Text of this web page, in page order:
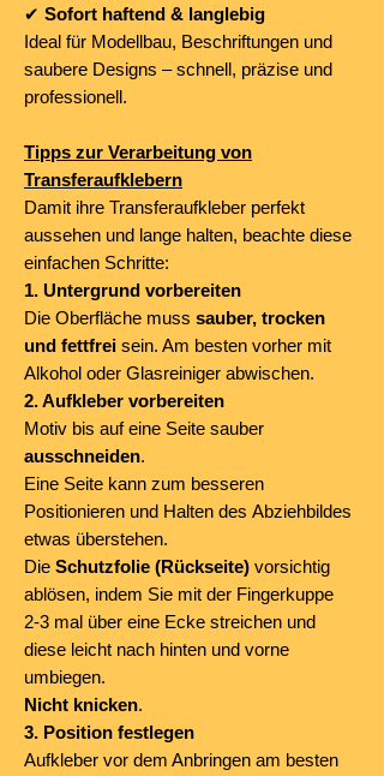
✔ Sofort haftend & langlebig
Ideal für Modellbau, Beschriftungen und
saubere Designs – schnell, präzise und
professionell.
Tipps zur Verarbeitung von
Transferaufklebern
Damit ihre Transferaufkleber perfekt
aussehen und lange halten, beachte diese
einfachen Schritte:
1. Untergrund vorbereiten
Die Oberfläche muss sauber, trocken
und fettfrei sein. Am besten vorher mit
Alkohol oder Glasreiniger abwischen.
2. Aufkleber vorbereiten
Motiv bis auf eine Seite sauber
ausschneiden.
Eine Seite kann zum besseren
Positionieren und Halten des Abziehbildes
etwas überstehen.
Die Schutzfolie (Rückseite) vorsichtig
ablösen, indem Sie mit der Fingerkuppe
2-3 mal über eine Ecke streichen und
diese leicht nach hinten und vorne
umbiegen.
Nicht knicken.
3. Position festlegen
Aufkleber vor dem Anbringen am besten